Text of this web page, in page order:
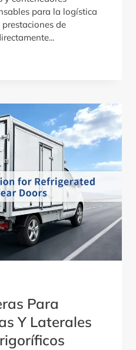
para la logística
de
Para
Y Laterales